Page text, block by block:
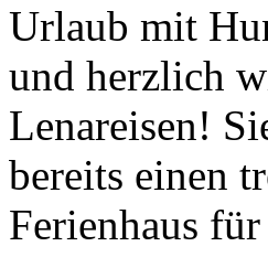
Urlaub mit
und herzlich
Lenareisen!
bereits einen
Ferienhaus